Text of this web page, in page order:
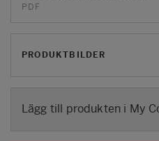
PDF
PRODUKTBILDER
Lägg till produkten i My